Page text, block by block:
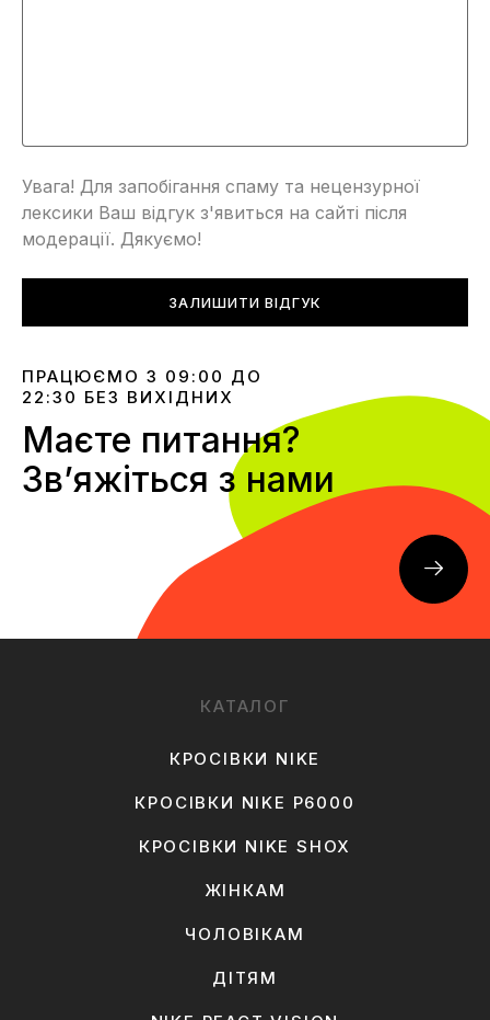
Увага! Для запобігання спаму та нецензурної
лексики Ваш відгук з'явиться на сайті після
модерації. Дякуємо!
ЗАЛИШИТИ ВІДГУК
ПРАЦЮЄМО З 09:00 ДО
22:30 БЕЗ ВИХІДНИХ
Маєте питання?
Звʼяжіться з нами
КАТАЛОГ
КРОСІВКИ NIKE
КРОСІВКИ NIKE P6000
КРОСІВКИ NIKE SHOX
ЖІНКАМ
ЧОЛОВІКАМ
ДІТЯМ